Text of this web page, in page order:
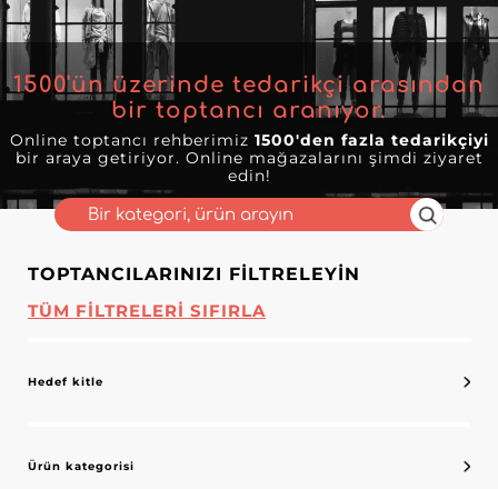
1500'ün üzerinde tedarikçi arasından
bir toptancı aranıyor.
Online toptancı rehberimiz 1500'den fazla tedarikçiyi
bir araya getiriyor. Online mağazalarını şimdi ziyaret
edin!
TOPTANCILARINIZI FILTRELEYIN
TÜM FILTRELERI SIFIRLA
Hedef kitle
Ürün kategorisi